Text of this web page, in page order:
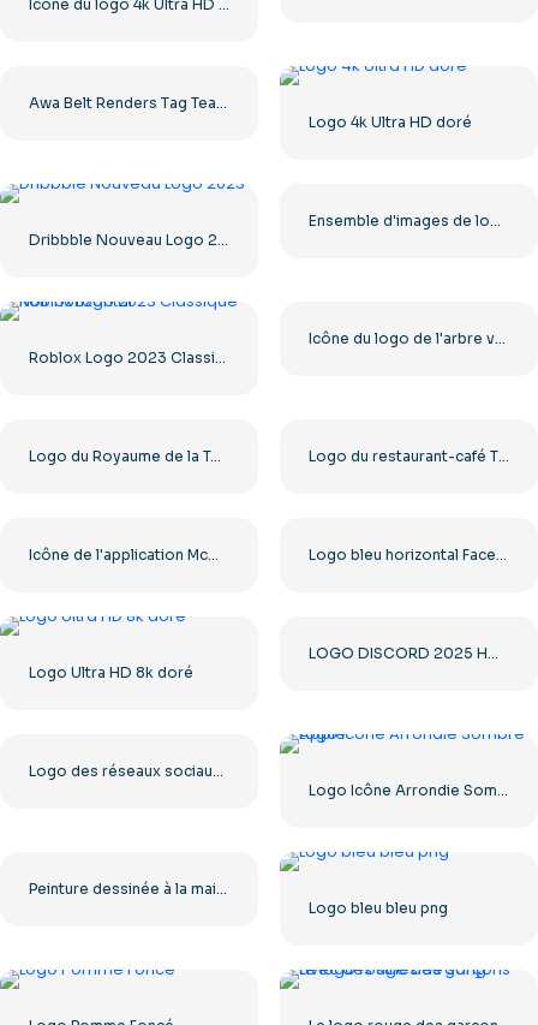
Icône du logo 4k Ultra HD noir monochrome
Awa Belt Renders Tag Team PNG – Téléchargement PNG gratuit pour vos projets
Logo 4k Ultra HD doré
Dribbble Nouveau Logo 2023
Ensemble d'images de logos et d'icônes YouTube – Téléchargement PNG gratuit
Roblox Logo 2023 Classique Noir horizontal
Icône du logo de l'arbre vert
Logo du Royaume de la Terreur, carré noir – Téléchargement PNG gratuit Logo du restaurant-café The Greek Village – Téléchargement PNG gratuit
Icône de l'application McDonald's (carré rouge arrondi) 2025 – Télécharger un fichier PNG gratuit Logo bleu horizontal Facebook
Logo Ultra HD 8k doré
LOGO DISCORD 2025 HORIZONTAL STANDARD : télécharger gratuitement une image PNG
Logo des réseaux sociaux Dark Letter X 2025 : téléchargement PNG gratuit
Logo Icône Arrondie Sombre Apple
Peinture dessinée à la main avec logo rose Barbie
Logo bleu bleu png